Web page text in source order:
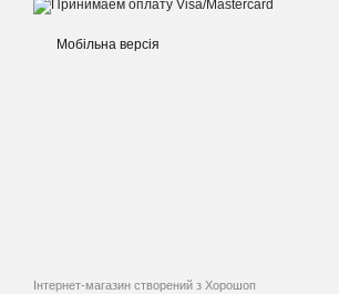
Мобільна версія
Інтернет-магазин створений з Хорошоп